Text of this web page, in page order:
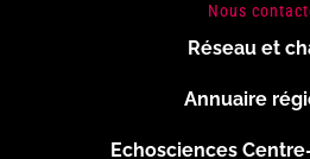
Nous
Réseau et
Annuaire
Echosciences